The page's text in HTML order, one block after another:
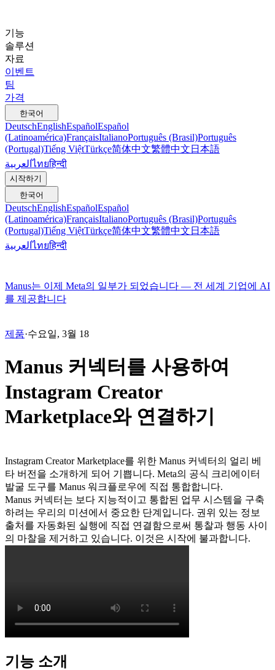
기능
솔루션
자료
이벤트
팀
가격
한국어
DeutschEnglishEspañolEspañol
(Latinoamérica)FrançaisItalianoPortuguês (Brasil)Português
(Portugal)Tiếng ViệtTürkçe简体中文繁體中文 日本語
العربيةไทยहिन्दी
시작하기
한국어
DeutschEnglishEspañolEspañol
(Latinoamérica)FrançaisItalianoPortuguês (Brasil)Português
(Portugal)Tiếng ViệtTürkçe简体中文繁體中文 日本語
العربيةไทยहिन्दी
Manus는 이제 Meta의 일부가 되었습니다 — 전 세계 기업에 AI
를 제공합니다
제품·수요일, 3월 18
Manus 커넥터를 사용하여
Instagram Creator
Marketplace와 연결하기
Instagram Creator Marketplace를 위한 Manus 커넥터의 얼리 베
타 버전을 소개하게 되어 기쁩니다. Meta의 공식 크리에이터
발굴 도구를 Manus 워크플로우에 직접 통합합니다.
Manus 커넥터는 보다 지능적이고 통합된 업무 시스템을 구축
하려는 우리의 미션에서 중요한 단계입니다. 권위 있는 정보
출처를 자동화된 실행에 직접 연결함으로써 통찰과 행동 사이
의 마찰을 제거하고 있습니다. 이것은 시작에 불과합니다.
기능 소개